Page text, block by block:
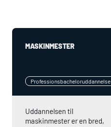
MASKINMESTER
Professionsbacheloruddannelse
Uddannelsen til
maskinmester er en bred,